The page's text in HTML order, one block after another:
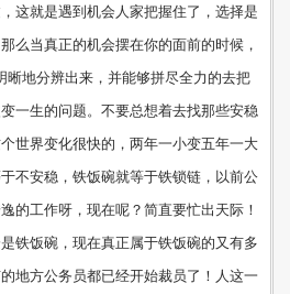
这就是遇到机会人家把握住了，选择是
么当真正的机会摆在你的面前的时候，
晰地分辨出来，并能够拼尽全力的去把
一生的问题。不要总想着去找那些安稳
世界变化很快的，两年一小变五年一大
不安稳，铁饭碗就等于铁锁链，以前公
的工作呀，现在呢？简直要忙出天际！
铁饭碗，现在真正属于铁饭碗的又有多
地方公务员都已经开始裁员了！人这一